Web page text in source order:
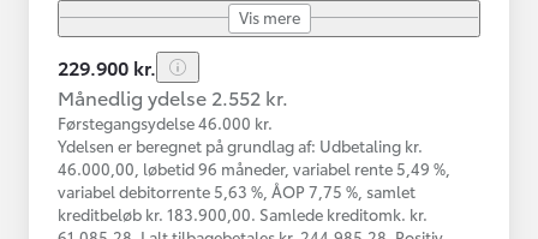
Vis mere
229.900 kr.
Månedlig ydelse 2.552 kr.
Førstegangsydelse 46.000 kr.
Ydelsen er beregnet på grundlag af: Udbetaling kr.
46.000,00, løbetid 96 måneder, variabel rente 5,49 %,
variabel debitorrente 5,63 %, ÅOP 7,75 %, samlet
kreditbeløb kr. 183.900,00. Samlede kreditomk. kr.